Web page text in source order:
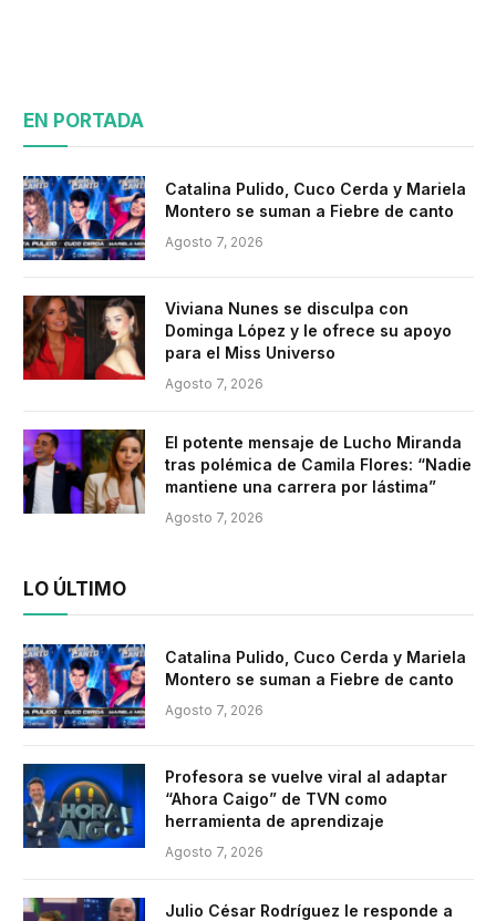
EN PORTADA
Catalina Pulido, Cuco Cerda y Mariela
Montero se suman a Fiebre de canto
Agosto 7, 2026
Viviana Nunes se disculpa con
Dominga López y le ofrece su apoyo
para el Miss Universo
Agosto 7, 2026
El potente mensaje de Lucho Miranda
tras polémica de Camila Flores: “Nadie
mantiene una carrera por lástima”
Agosto 7, 2026
LO ÚLTIMO
Catalina Pulido, Cuco Cerda y Mariela
Montero se suman a Fiebre de canto
Agosto 7, 2026
Profesora se vuelve viral al adaptar
“Ahora Caigo” de TVN como
herramienta de aprendizaje
Agosto 7, 2026
Julio César Rodríguez le responde a